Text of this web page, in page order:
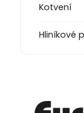
Kotvení
Hliníkové